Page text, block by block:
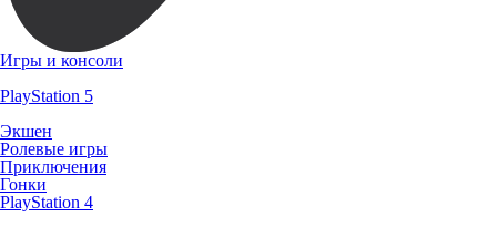
Игры и консоли
PlayStation 5
Экшен
Ролевые игры
Приключения
Гонки
PlayStation 4